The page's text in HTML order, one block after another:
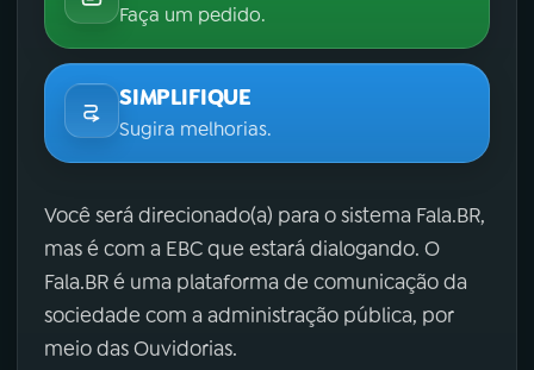
Faça um pedido.
SIMPLIFIQUE
Sugira melhorias.
Você será direcionado(a) para o sistema Fala.BR,
mas é com a EBC que estará dialogando. O
Fala.BR é uma plataforma de comunicação da
sociedade com a administração pública, por
meio das Ouvidorias.